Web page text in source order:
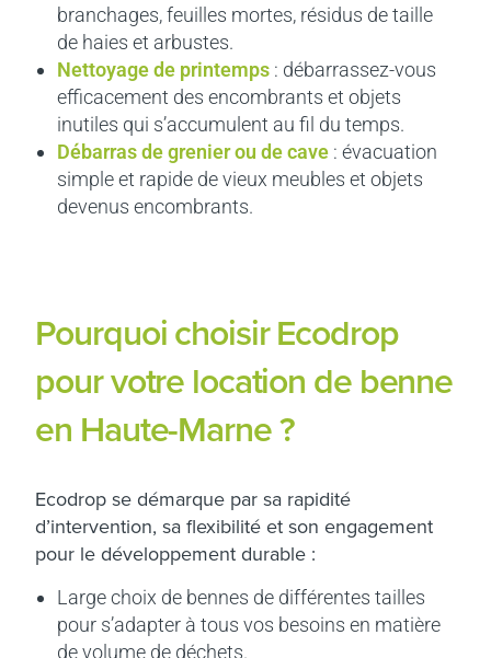
branchages, feuilles mortes, résidus de taille
de haies et arbustes.
Nettoyage de printemps : débarrassez-vous
efficacement des encombrants et objets
inutiles qui s’accumulent au fil du temps.
Débarras de grenier ou de cave : évacuation
simple et rapide de vieux meubles et objets
devenus encombrants.
Pourquoi choisir Ecodrop
pour votre location de benne
en Haute-Marne ?
Ecodrop se démarque par sa rapidité
d’intervention, sa flexibilité et son engagement
pour le développement durable :
Large choix de bennes de différentes tailles
pour s’adapter à tous vos besoins en matière
de volume de déchets.